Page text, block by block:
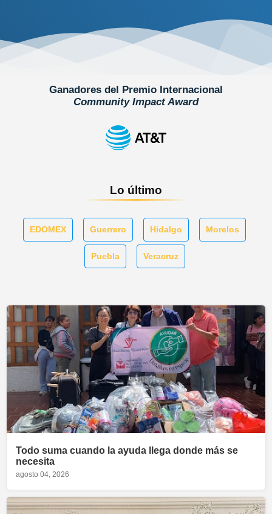
Ganadores del Premio Internacional
Community Impact Award
Lo último
EDOMEX Guerrero Hidalgo Morelos
Puebla Veracruz
Todo suma cuando la ayuda llega donde más se
necesita
agosto 04, 2026